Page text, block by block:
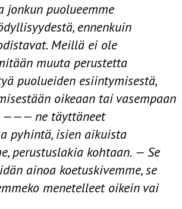
jonkun puolueemme
ennenkuin
Meillä ei ole
muuta perustetta
puolueiden esiintymisestä,
oikeaan tai vasempaan
——— ne täyttäneet
pyhintä, isien aikuista
perustus­lakia kohtaan. — Se
ainoa koetuskivemme, se
menetelleet oikein vai